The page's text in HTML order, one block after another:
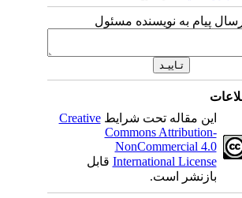
پیام به نویسنده مسئول
این مقاله تحت شرایطCreative
Commons Attribution-
NonCommercial 4.0
International Licenseقابل
بازنشر است.